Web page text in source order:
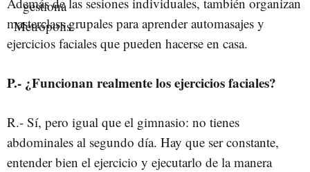
masterclass grupales para aprender automasajes y
ejercicios faciales que pueden hacerse en casa.
P.- ¿Funcionan realmente los ejercicios faciales?
R.- Sí, pero igual que el gimnasio: no tienes
abdominales al segundo día. Hay que ser constante,
entender bien el ejercicio y ejecutarlo de la manera